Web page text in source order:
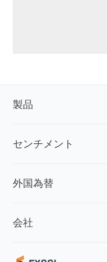
製品
センチメント
外国為替
会社